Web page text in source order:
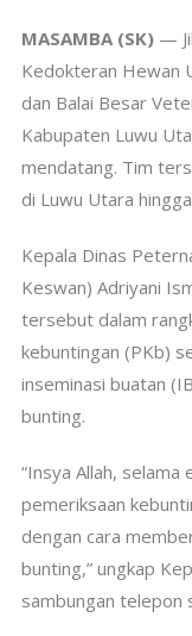
MASAMBA (SK)—
Kedokteran Hewan
dan Balai Besar
Kabupaten Luwu
mendatang. Tim
di Luwu Utara
Kepala Dinas
Keswan) Adriyani
tersebut dalam
kebuntingan (PKb)
inseminasi buatan
bunting.
“Insya Allah, selama
pemeriksaan
dengan cara
bunting,” ungkap
sambungan telepon